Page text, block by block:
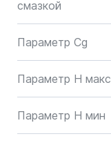
смазкой
Параметр Cg
Параметр H макс
Параметр H мин